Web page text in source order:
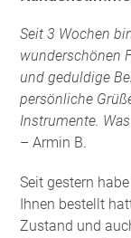
Seit 3 Wochen
wunderschönen
und geduldige
persönliche
Instrumente.
– Armin B.
Seit gestern
Ihnen bestellt
Zustand und